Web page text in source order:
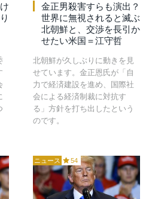
金正男殺害すらも演出？
世界に無視されると滅ぶ
北朝鮮と、交渉を長引か
せたい米国＝江守哲
北朝鮮が久しぶりに動きを見
せています。金正恩氏が「自
力で経済建設を進め、国際社
会による経済制裁に対抗す
る」方針を打ち出したという
のです。
ニュース 54